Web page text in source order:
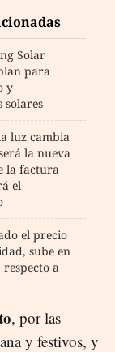
Solar
para
y
solares
luz cambia
la nueva
la factura
el
el precio
sube en
a
, por las
y festivos, y